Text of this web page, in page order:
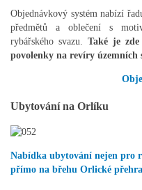
Objednávkový systém nabízí
předmětů a oblečení s
rybářského svazu. Také je zde
povolenky na revíry územních
Ubytování na Orlíku
Nabídka ubytování nejen pro
přímo na břehu Orlické